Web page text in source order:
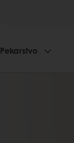
Pekarstvo